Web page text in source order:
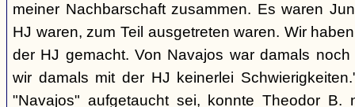
meiner Nachbarschaft zusammen. Es waren
HJ waren, zum Teil ausgetreten waren. Wir
der HJ gemacht. Von Navajos war damals
wir damals mit der HJ keinerlei
"Navajos" aufgetaucht sei, konnte Theodor B.